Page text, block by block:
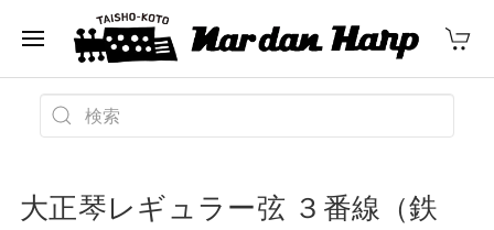
大正琴レギュラー弦 ３番線（鉄